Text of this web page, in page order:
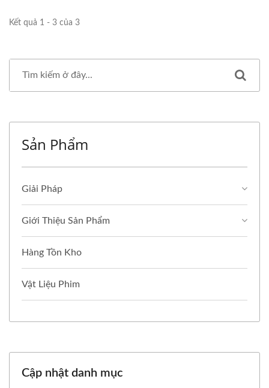
Kết quả 1 - 3 của 3
Sản Phẩm
Giải Pháp
Giới Thiệu Sản Phẩm
Hàng Tồn Kho
Vật Liệu Phim
Cập nhật danh mục